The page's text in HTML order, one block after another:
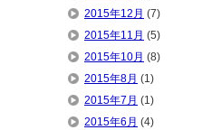
2015年12月 (7)
2015年11月 (5)
2015年10月 (8)
2015年8月 (1)
2015年7月 (1)
2015年6月 (4)